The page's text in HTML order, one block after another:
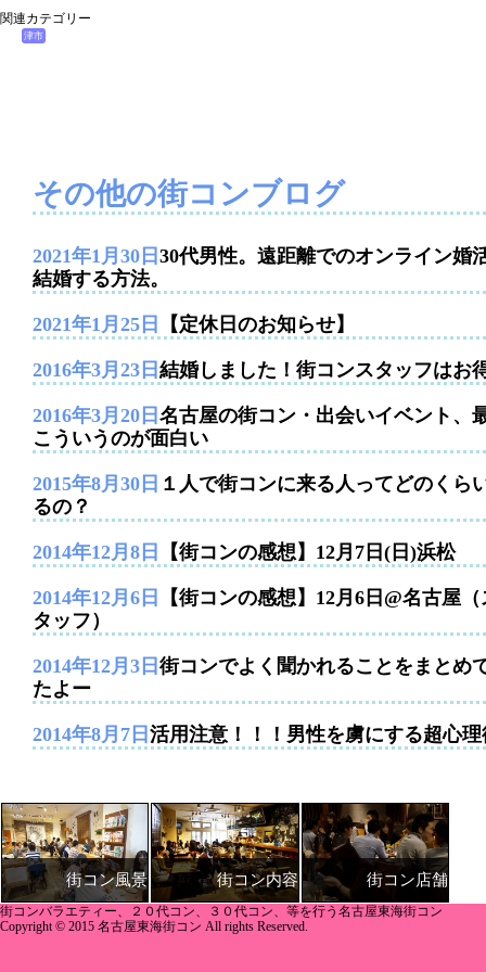
関連カテゴリー
津市
その他の街コンブログ
2021年1月30日 30代男性。遠距離でのオンライン婚
結婚する方法。
2021年1月25日 【定休日のお知らせ】
2016年3月23日 結婚しました！街コンスタッフはお
2016年3月20日 名古屋の街コン・出会いイベント、
こういうのが面白い
2015年8月30日 １人で街コンに来る人ってどのくら
るの？
2014年12月8日 【街コンの感想】12月7日(日)浜松
2014年12月6日
【街コンの感想】12月6日@名古屋（
タッフ）
2014年12月3日 街コンでよく聞かれることをまとめ
たよー
2014年8月7日 活用注意！！！男性を虜にする超心理
街コン風景 街コン内容 街コン店舗
街コンバラエティー、２０代コン、３０代コン、等を行う名古屋東海街コン
Copyright © 2015 名古屋東海街コン All rights Reserved.